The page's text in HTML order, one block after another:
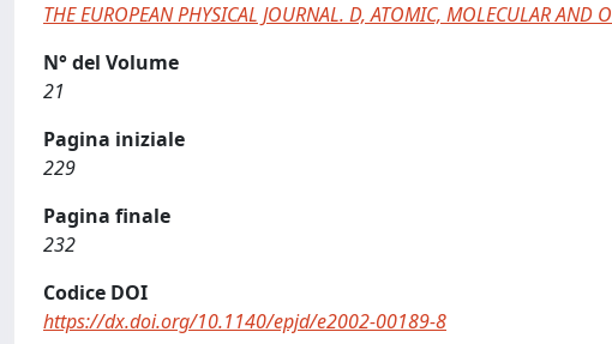
THE EUROPEAN PHYSICAL JOURNAL. D, ATOMIC, MOLECULAR AND
N° del Volume
21
Pagina iniziale
229
Pagina finale
232
Codice DOI
https://dx.doi.org/10.1140/epjd/e2002-00189-8